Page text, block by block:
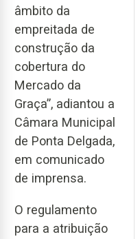
âmbito da
empreitada de
construção da
cobertura do
Mercado da
Graça”, adiantou a
Câmara Municipal
de Ponta Delgada,
em comunicado
de imprensa.
O regulamento
para a atribuição